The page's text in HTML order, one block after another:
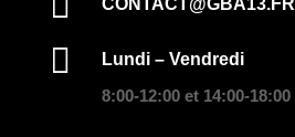
CONTACT@GBA13.FR

Lundi – Vendredi
8:00-12:00 et 14:00-18:00